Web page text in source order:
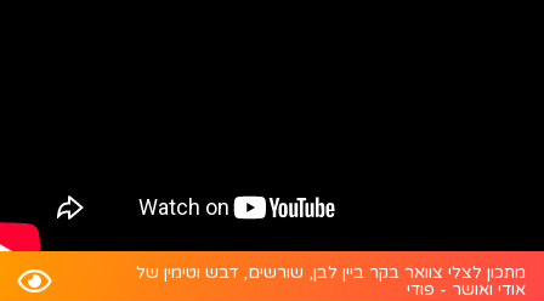
מתכון לצלי צוואר בקר ביין לבן, שורשים, דבש וטימין של
אודי ואושר - פודי